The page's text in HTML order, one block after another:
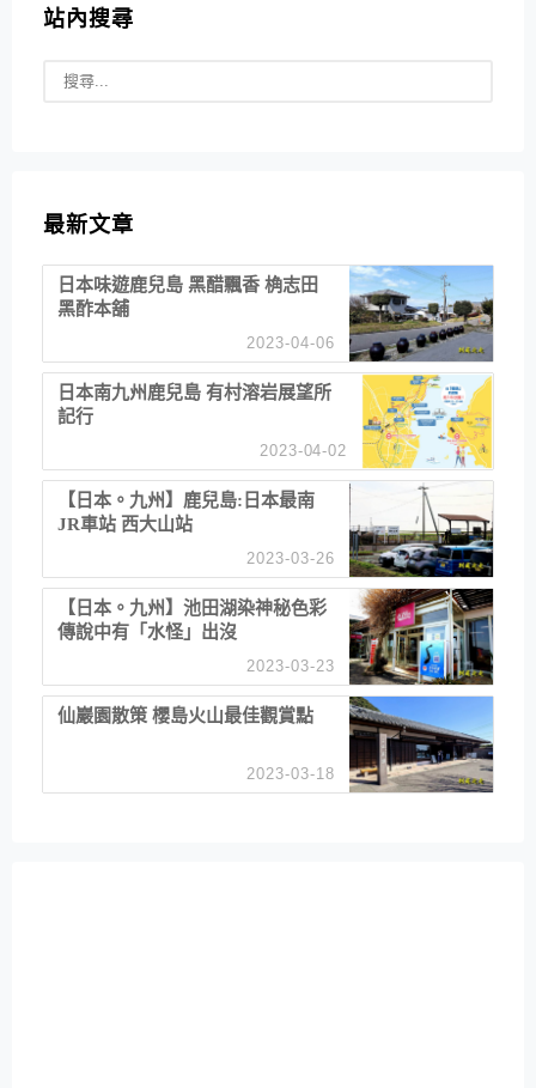
站內搜尋
最新文章
日本味遊鹿兒島 黑醋飄香 桷志田
黑酢本舖
2023-04-06
日本南九州鹿兒島 有村溶岩展望所
記行
2023-04-02
【日本。九州】鹿兒島:日本最南
JR車站 西大山站
2023-03-26
【日本。九州】池田湖染神秘色彩
傳說中有「水怪」出沒
2023-03-23
仙巖園散策 櫻島火山最佳觀賞點
2023-03-18